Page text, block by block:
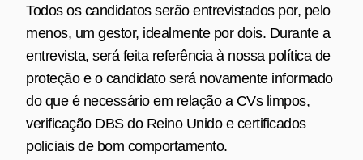
Todos os candidatos serão entrevistados por, pelo
menos, um gestor, idealmente por dois. Durante a
entrevista, será feita referência à nossa política de
proteção e o candidato será novamente informado
do que é necessário em relação a CVs limpos,
verificação DBS do Reino Unido e certificados
policiais de bom comportamento.